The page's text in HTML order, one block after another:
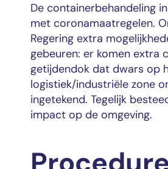
De containerbehandeling
met coronamaatregelen.
Regering extra
gebeuren: er komen extra
getijdendok dat dwars op
logistiek/industriële zone
ingetekend. Tegelijk
impact op de omgeving.